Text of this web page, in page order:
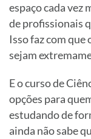
espaço cada vez
de profissionais
Isso faz com
sejam
E o curso de
opções para
estudando de
ainda não sabe